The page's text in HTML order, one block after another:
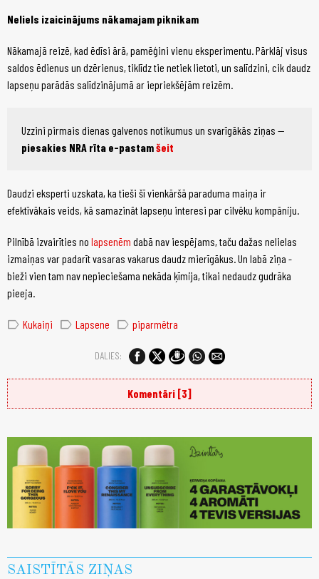
Neliels izaicinājums nākamajam piknikam
Nākamajā reizē, kad ēdīsi ārā, pamēģini vienu eksperimentu. Pārklāj visus
saldos ēdienus un dzērienus, tiklīdz tie netiek lietoti, un salīdzini, cik daudz
lapseņu parādās salīdzinājumā ar iepriekšējām reizēm.
Uzzini pirmais dienas galvenos notikumus un svarīgākās ziņas —
piesakies NRA rīta e-pastamšeit
Daudzi eksperti uzskata, ka tieši šī vienkāršā paraduma maiņa ir
efektīvākais veids, kā samazināt lapseņu interesi par cilvēku kompāniju.
Pilnībā izvairīties no lapsenēm dabā nav iespējams, taču dažas nelielas
izmaiņas var padarīt vasaras vakarus daudz mierīgākus. Un labā ziņa -
bieži vien tam nav nepieciešama nekāda ķīmija, tikai nedaudz gudrāka
pieeja.
label Kukaiņi label Lapsene label piparmētra
DALIES:
Komentāri [3]
SAISTĪTĀS ZIŅAS